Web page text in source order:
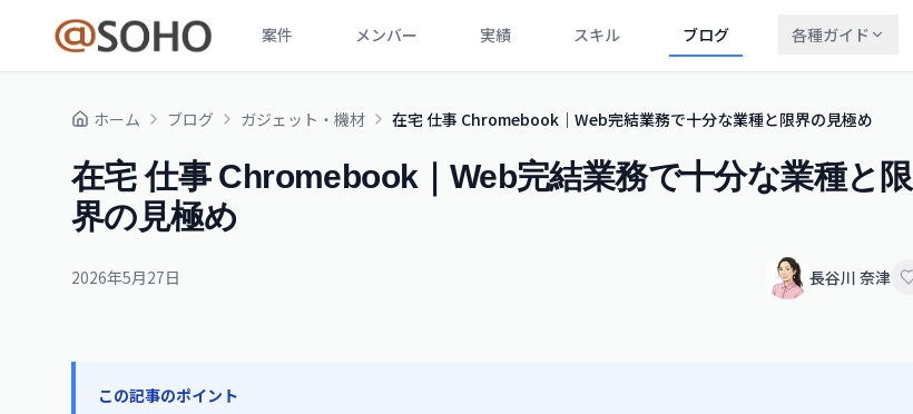
案件 メンバー 実績 スキル ブログ 各種ガイド
ホーム ブログ ガジェット・機材 在宅 仕事 Chromebook｜Web完結業務で十分な業種と限界の見極め
在宅 仕事 Chromebook｜Web完結業務で十分な業種と限
界の見極め
2026年5月27日 長谷川 奈津
この記事のポイント